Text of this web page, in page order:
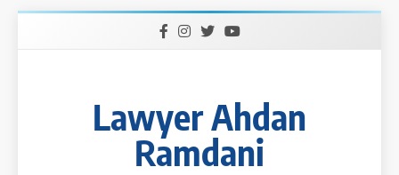
Lawyer Ahdan
Ramdani